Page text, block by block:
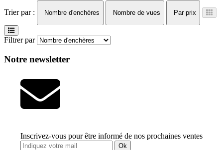
Trier par :
Nombre d'enchères Nombre de vues Par prix
Filtrer par
Notre newsletter
Inscrivez-vous pour être informé de nos prochaines ventes
Ok